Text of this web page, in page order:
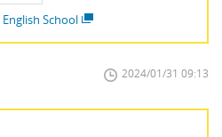
School
2024/01/31 09:13